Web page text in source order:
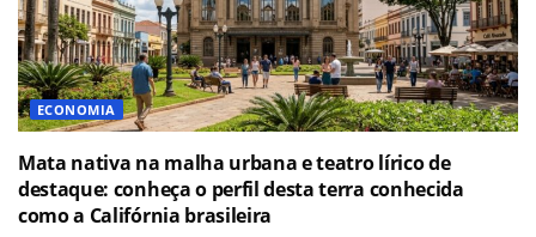
ECONOMIA
Mata nativa na malha urbana e teatro lírico de
destaque: conheça o perfil desta terra conhecida
como a Califórnia brasileira